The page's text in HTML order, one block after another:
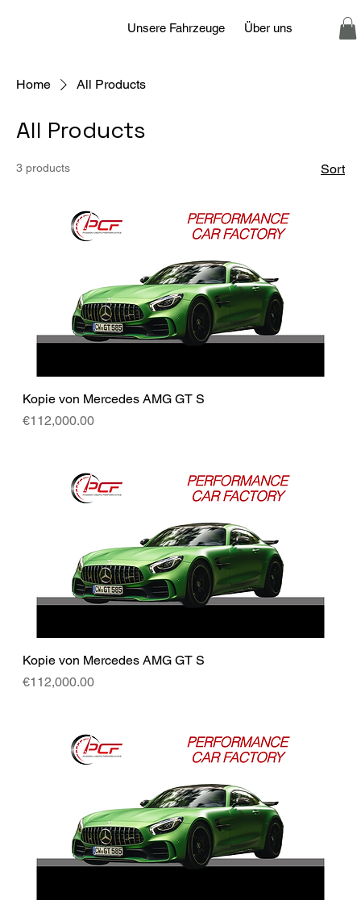
Unsere Fahrzeuge Über uns
Home All Products
All Products
3 products Sort
Kopie von Mercedes AMG GT S
Price
€112,000.00
Kopie von Mercedes AMG GT S
Price
€112,000.00